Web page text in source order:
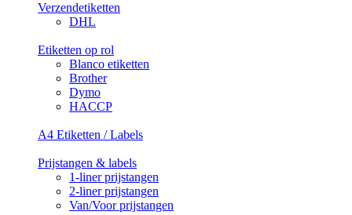
Verzendetiketten
DHL
Etiketten op rol
Blanco etiketten
Brother
Dymo
HACCP
A4 Etiketten / Labels
Prijstangen & labels
1-liner prijstangen
2-liner prijstangen
Van/Voor prijstangen